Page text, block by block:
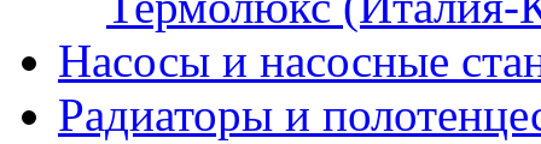
Насосы и насосные
Радиаторы и